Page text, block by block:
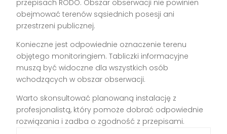
przepisach RODO. Obszar obserwacji nie powinien
obejmować terenów sąsiednich posesji ani
przestrzeni publicznej.
Konieczne jest odpowiednie oznaczenie terenu
objętego monitoringiem. Tabliczki informacyjne
muszą być widoczne dla wszystkich osób
wchodzących w obszar obserwacji.
Warto skonsultować planowaną instalację z
profesjonalistą, który pomoże dobrać odpowiednie
rozwiązania i zadba o zgodność z przepisami.